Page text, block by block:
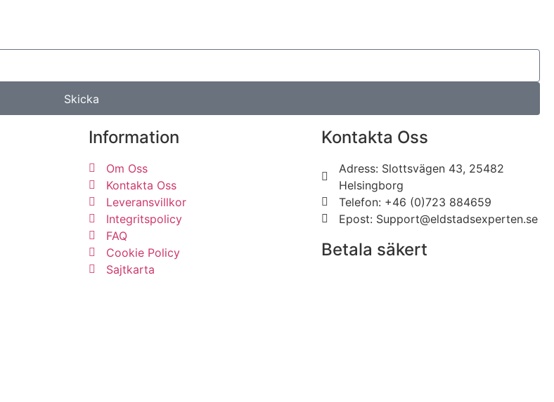
Skicka
Information
Om Oss
Kontakta Oss
Leveransvillkor
Integritspolicy
FAQ
Cookie Policy
Sajtkarta
Kontakta Oss
Adress: Slottsvägen 43, 25482
Helsingborg
Telefon: +46 (0)723 884659
Epost: Support@eldstadsexperten.se
Betala säkert